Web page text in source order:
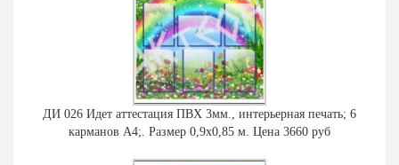
ДИ 026 Идет аттестация ПВХ 3мм., интерьерная печать; 6
карманов А4;. Размер 0,9х0,85 м. Цена 3660 руб